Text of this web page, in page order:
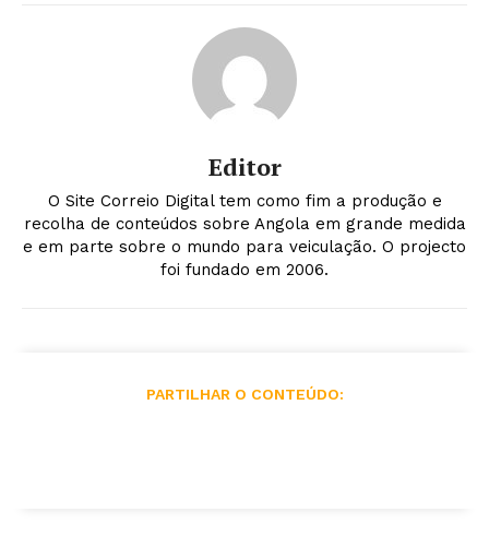
Editor
O Site Correio Digital tem como fim a produção e
recolha de conteúdos sobre Angola em grande medida
e em parte sobre o mundo para veiculação. O projecto
foi fundado em 2006.
PARTILHAR O CONTEÚDO: